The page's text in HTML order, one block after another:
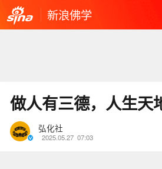
新浪佛学
做人有三德，人生天
弘化社
2025.05.27 07:03